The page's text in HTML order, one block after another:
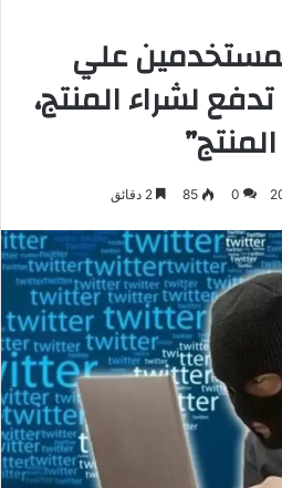
علي
تدفع لشراء المنتج،
0
85